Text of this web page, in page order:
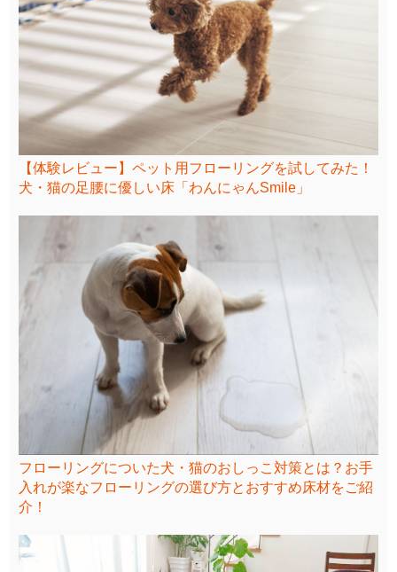
【体験レビュー】ペット用フローリングを試してみた！
犬・猫の足腰に優しい床「わんにゃんSmile」
フローリングについた犬・猫のおしっこ対策とは？お手
入れが楽なフローリングの選び方とおすすめ床材をご紹
介！